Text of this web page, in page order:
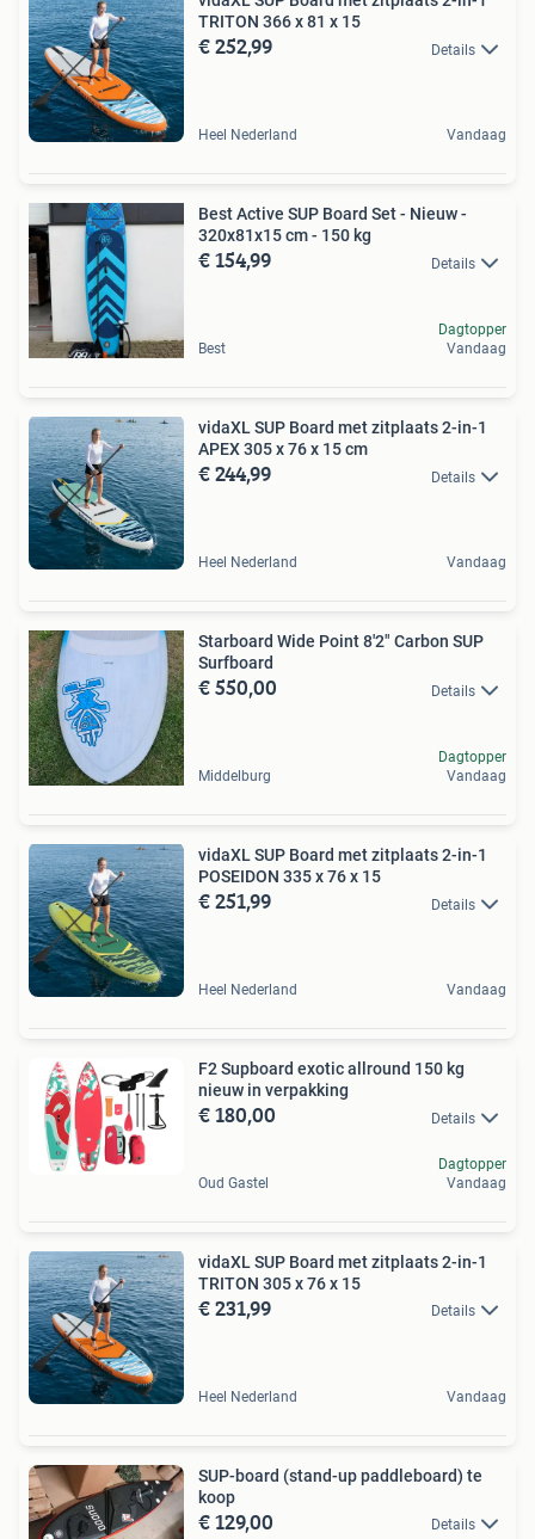
TRITON 366 x 81 x 15
€ 252,99 Details
Heel Nederland Vandaag
Best Active SUP Board Set - Nieuw -
320x81x15 cm - 150 kg
€ 154,99 Details
Best
Dagtopper
Vandaag
vidaXL SUP Board met zitplaats 2-in-1
APEX 305 x 76 x 15 cm
€ 244,99 Details
Heel Nederland Vandaag
Starboard Wide Point 8'2" Carbon SUP
Surfboard
€ 550,00 Details
Middelburg
Dagtopper
Vandaag
vidaXL SUP Board met zitplaats 2-in-1
POSEIDON 335 x 76 x 15
€ 251,99 Details
Heel Nederland Vandaag
F2 Supboard exotic allround 150 kg
nieuw in verpakking
€ 180,00 Details
Oud Gastel
Dagtopper
Vandaag
vidaXL SUP Board met zitplaats 2-in-1
TRITON 305 x 76 x 15
€ 231,99 Details
Heel Nederland Vandaag
SUP-board (stand-up paddleboard) te
koop
€ 129,00 Details